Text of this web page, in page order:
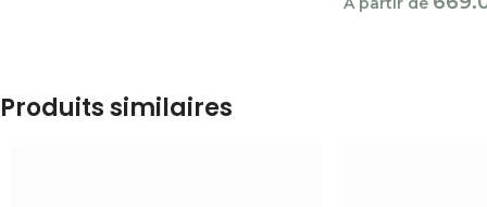
Produits similaires